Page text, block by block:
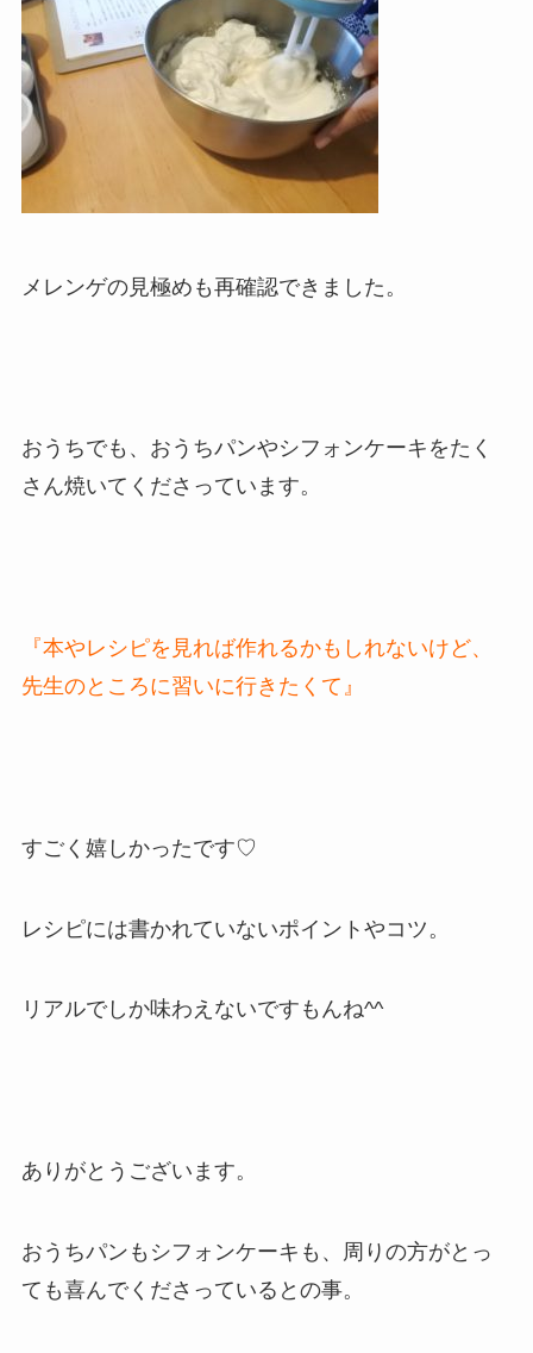
メレンゲの見極めも再確認できました。
おうちでも、おうちパンやシフォンケーキをたく
さん焼いてくださっています。
『本やレシピを見れば作れるかもしれないけど、
先生のところに習いに行きたくて』
すごく嬉しかったです♡
レシピには書かれていないポイントやコツ。
リアルでしか味わえないですもんね^^
ありがとうございます。
おうちパンもシフォンケーキも、周りの方がとっ
ても喜んでくださっているとの事。